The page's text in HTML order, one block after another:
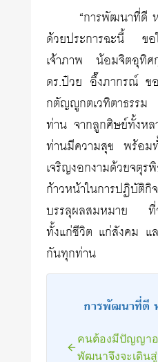
“การพัฒนาที่ดี
ด้วยประการฉะนี้ ขอ
เจ้าภาพ น้อมจิตอุทิศ
ดร.ป๋วย อึ๊งภากรณ์ ข
กตัญญูกตเวทิตาธรร
ท่าน จากลูกศิษย์ทั้งห
ท่านมีความสุข พร้อม
เจริญงอกงามด้วยจตุ
ก้าวหน้าในการปฏิบั
บรรลุผลสมหมาย ที่จ
ทั้งแก่ชีวิต แก่สังคม แ
กันทุกท่าน
การพัฒนาที่ดี
คนต้องมีปัญญาอ
พัฒนาจึงจะเดิน